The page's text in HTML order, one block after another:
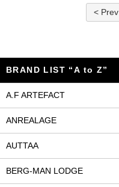
< Prev
BRAND LIST “A to Z”
A.F ARTEFACT
ANREALAGE
AUTTAA
BERG-MAN LODGE